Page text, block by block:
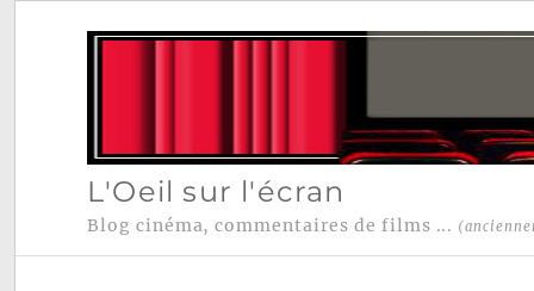
L'Oeil sur l'écran
Blog cinéma, commentaires de films ...